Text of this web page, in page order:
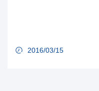
2016/03/15